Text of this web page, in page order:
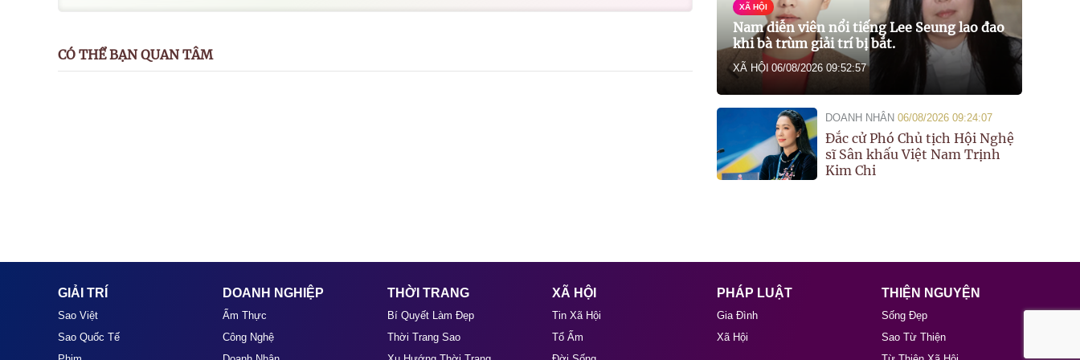
CÓ THỂ BẠN QUAN TÂM
XÃ HỘI
Nam diễn viên nổi tiếng Lee Seung lao đao
khi bà trùm giải trí bị bắt.
XÃ HỘI 06/08/2026 09:52:57
DOANH NHÂN 06/08/2026 09:24:07
Đắc cử Phó Chủ tịch Hội Nghệ
sĩ Sân khấu Việt Nam Trịnh
Kim Chi
GIẢI TRÍ
Sao Việt
Sao Quốc Tế
DOANH NGHIỆP
Ẩm Thực
Công Nghệ
THỜI TRANG
Bí Quyết Làm Đẹp
Thời Trang Sao
XÃ HỘI
Tin Xã Hội
Tổ Ấm
PHÁP LUẬT
Gia Đình
Xã Hội
THIỆN NGUYỆN
Sống Đẹp
Sao Từ Thiện